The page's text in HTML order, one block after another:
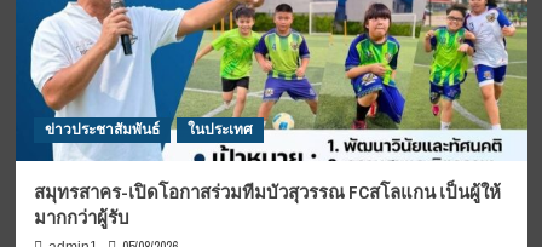
ข่าวประชาสัมพันธ์ ในประเทศ
สมุทรสาคร-เปิดโอกาสร่วมทีมบัวสุวรรณ FCสโลแกน เป็นผู้ให้
มากกว่าผู้รับ